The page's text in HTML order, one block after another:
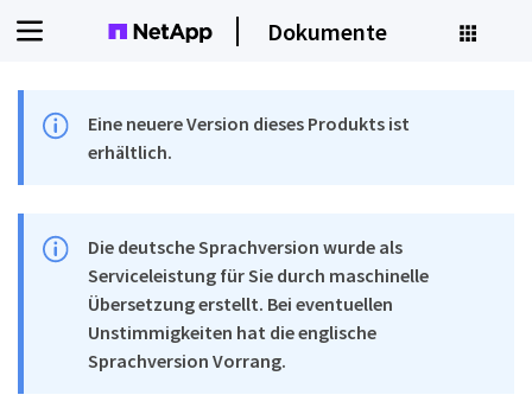
Dokumente
Eine neuere Version dieses Produkts ist
erhältlich.
Die deutsche Sprachversion wurde als
Serviceleistung für Sie durch maschinelle
Übersetzung erstellt. Bei eventuellen
Unstimmigkeiten hat die englische
Sprachversion Vorrang.